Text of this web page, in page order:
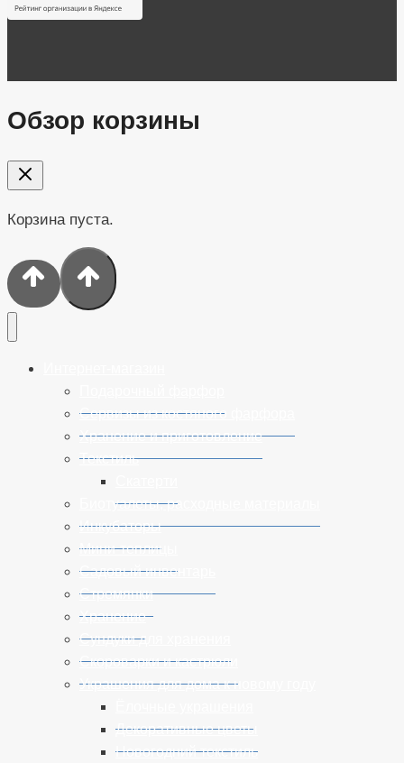
Обзор корзины
Корзина пуста.
Сервизы из костяного фарфора
Хранение и приготовление
Текстиль
Биотуалеты, расходные материалы
Инкубаторы
Мини-теплицы
Садовый инвентарь
Стремянки
Хранение
Сундуки для хранения
Cкороварки и кастрюли
Украшения для дома к новому году
Декоративные цветы
Новогодний текстиль